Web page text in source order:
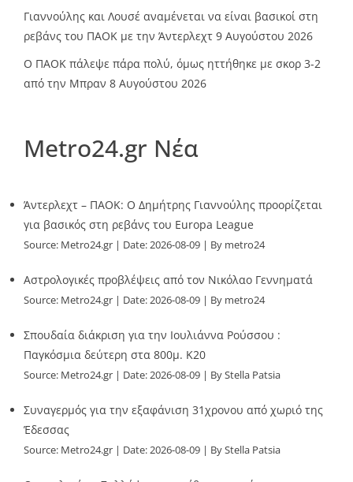
Γιαννούλης και Λουσέ αναμένεται να είναι βασικοί στη
ρεβάνς του ΠΑΟΚ με την Άντερλεχτ 9 Αυγούστου 2026
Ο ΠΑΟΚ πάλεψε πάρα πολύ, όμως ηττήθηκε με σκορ 3-2
από την Μπραν 8 Αυγούστου 2026
Metro24.gr Νέα
Άντερλεχτ – ΠΑΟΚ: Ο Δημήτρης Γιαννούλης προορίζεται
για βασικός στη ρεβάνς του Europa League
Source: Metro24.gr Date: 2026-08-09 By metro24
Αστρολογικές προβλέψεις από τον Νικόλαο Γεννηματά
Source: Metro24.gr Date: 2026-08-09 By metro24
Σπουδαία διάκριση για την Ιουλιάννα Ρούσσου :
Παγκόσμια δεύτερη στα 800μ. Κ20
Source: Metro24.gr Date: 2026-08-09 By Stella Patsia
Συναγερμός για την εξαφάνιση 31χρονου από χωριό της
Έδεσσας
Source: Metro24.gr Date: 2026-08-09 By Stella Patsia